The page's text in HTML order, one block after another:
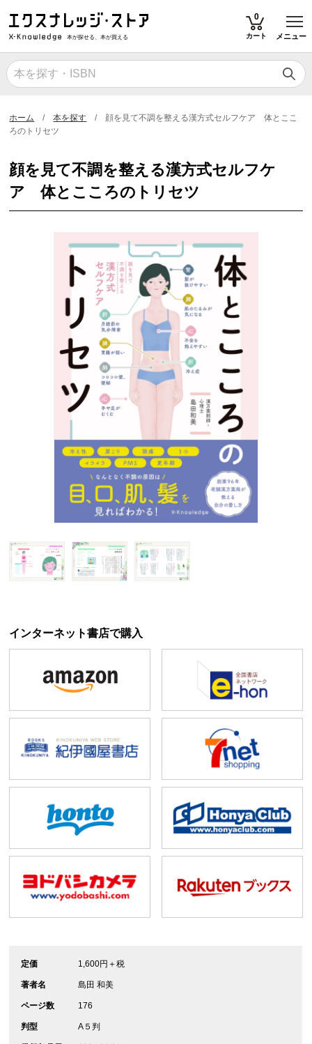
本が探せる、本が買える
0
カート メニュー
ホーム 本を探す
顔を見て不調を整える漢方式セルフケア 体とここ
ろのトリセツ
顔を見て不調を整える漢方式セルフケ
ア 体とこころのトリセツ
インターネット書店で購入
定価 1,600円＋税
著者名 島田 和美
ページ数 176
判型 A５判